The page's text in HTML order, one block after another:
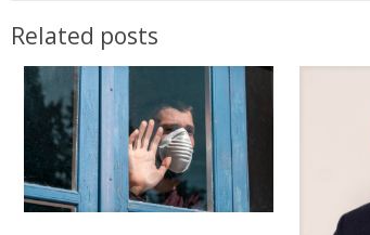
Related posts